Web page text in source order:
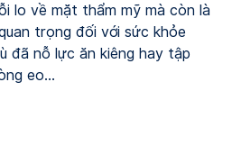
lo về mặt thẩm mỹ mà còn là
trọng đối với sức khỏe
đã nỗ lực ăn kiêng hay tập
eo…